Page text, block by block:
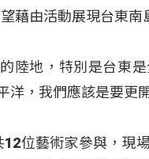
藉由活動展現台東南
陸地，特別是台東
，我們應該是要更
位藝術家參與，現